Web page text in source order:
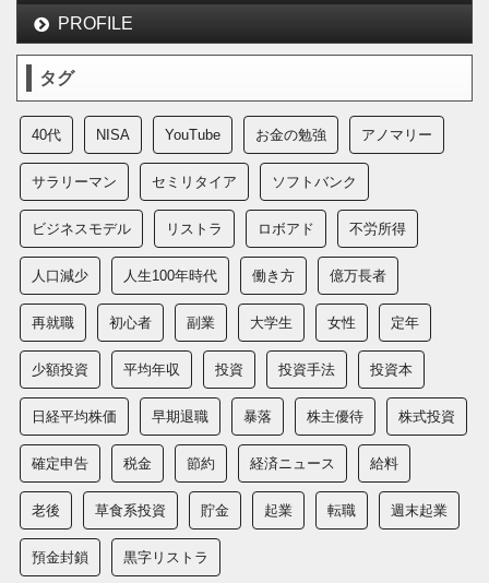
PROFILE
タグ
40代 NISA YouTube お金の勉強 アノマリー
サラリーマン セミリタイア ソフトバンク
ビジネスモデル リストラ ロボアド 不労所得
人口減少 人生100年時代 働き方 億万長者
再就職 初心者 副業 大学生 女性 定年
少額投資 平均年収 投資 投資手法 投資本
日経平均株価 早期退職 暴落 株主優待 株式投資
確定申告 税金 節約 経済ニュース 給料
老後 草食系投資 貯金 起業 転職 週末起業
預金封鎖 黒字リストラ